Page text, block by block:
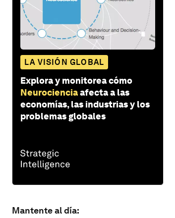
LA VISIÓN GLOBAL
Explora y monitorea cómo
Neurocienciaafecta a las
economías, las industrias y los
problemas globales
Mantente al día: